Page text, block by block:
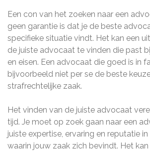
Een con van het zoeken naar een
geen garantie is dat je de beste
specifieke situatie vindt. Het kan een
de juiste advocaat te vinden die past
en eisen. Een advocaat die goed is in
bijvoorbeeld niet per se de beste
strafrechtelijke zaak.
Het vinden van de juiste advocaat
tijd. Je moet op zoek gaan naar een
juiste expertise, ervaring en reputatie
waarin jouw zaak zich bevindt. Het